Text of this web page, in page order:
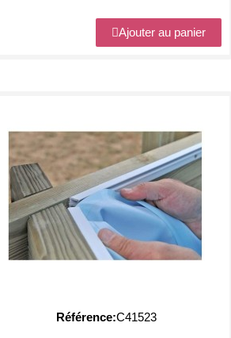
Ajouter au panier
Référence C41523